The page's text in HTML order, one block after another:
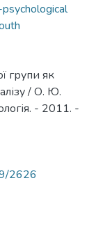
групи як
/ О. Ю.
- 2011. -
2626